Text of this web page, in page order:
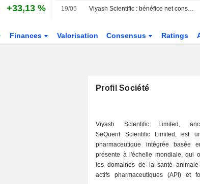
+33,13 % 19/05 Viyash Scientific : bénéfice net consolidé de 521,1 millions de roupies au quatrième trimestre
Finances Valorisation Consensus Ratings
Profil Société
Viyash Scientific Limited,
SeQuent Scientific Limited, est
pharmaceutique intégrée basée
présente à l'échelle mondiale, qui
les domaines de la santé animale
actifs pharmaceutiques (API) et